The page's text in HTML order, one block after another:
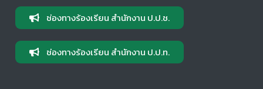
ช่องทางร้องเรียน สำนักงาน ป.ป.ช.
ช่องทางร้องเรียน สำนักงาน ป.ป.ท.